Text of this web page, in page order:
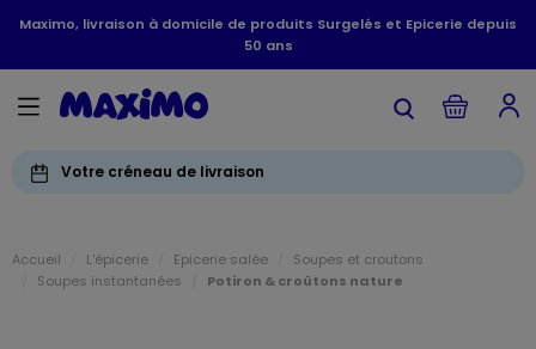
Maximo, livraison à domicile de produits Surgelés et Epicerie depuis
50 ans
Votre créneau de livraison
Accueil L'épicerie Epicerie salée
Soupes et croutons
Soupes instantanées
Potiron & croûtons nature